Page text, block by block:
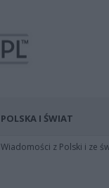
POLSKA I ŚWIAT
Wiadomości z Polski i ze